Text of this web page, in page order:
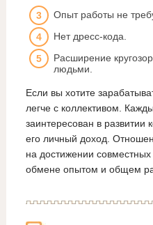
Опыт работы не
Нет дресс-кода.
Расширение
людьми.
Если вы хотите
легче с коллективом.
заинтересован в развитии
его личный доход.
на достижении
обмене опытом и общем